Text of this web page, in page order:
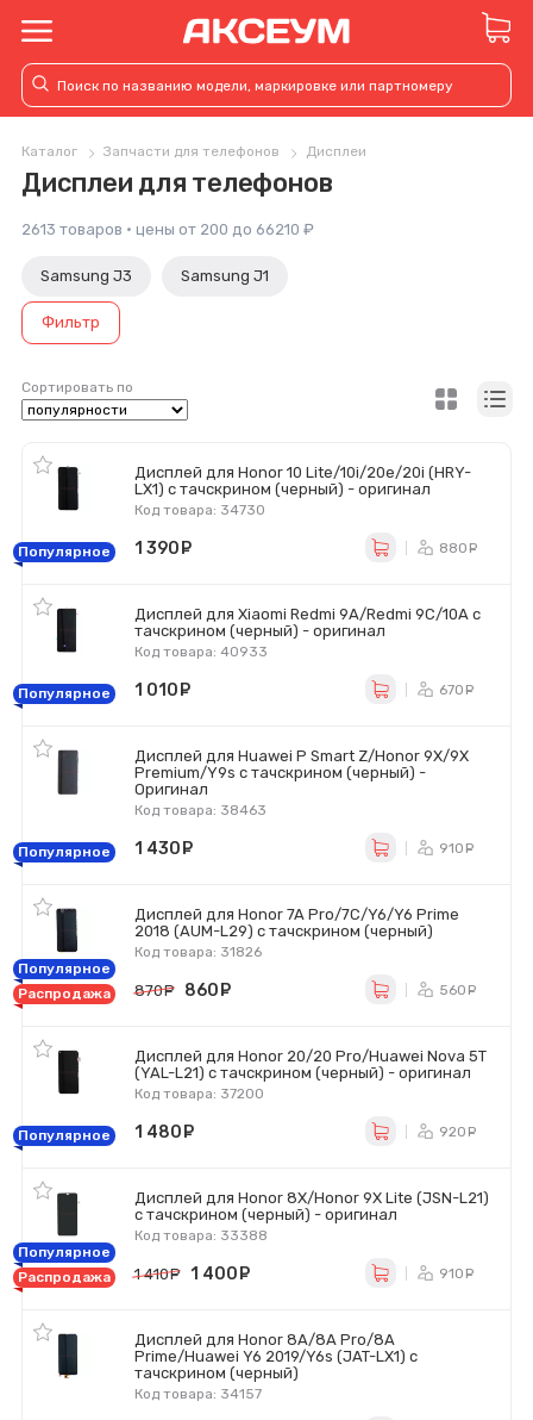
Каталог Запчасти для телефонов Дисплеи
Дисплеи для телефонов
2613 товаров · цены от 200 до 66210 ₽
Samsung J3 Samsung J1
Фильтр
Сортировать по
Дисплей для Honor 10 Lite/10i/20e/20i (HRY-
LX1) с тачскрином (черный) - оригинал
Код товара: 34730
Популярное 1 390 880
Дисплей для Xiaomi Redmi 9A/Redmi 9C/10A с
тачскрином (черный) - оригинал
Код товара: 40933
Популярное 1 010 670
Дисплей для Huawei P Smart Z/Honor 9X/9X
Premium/Y9s с тачскрином (черный) -
Оригинал
Код товара: 38463
Популярное 1 430 910
Дисплей для Honor 7A Pro/7C/Y6/Y6 Prime
2018 (AUM-L29) с тачскрином (черный)
Код товара: 31826
Популярное
Распродажа
870 руб.
860 560
Дисплей для Honor 20/20 Pro/Huawei Nova 5T
(YAL-L21) с тачскрином (черный) - оригинал
Код товара: 37200
Популярное 1 480 920
Дисплей для Honor 8X/Honor 9X Lite (JSN-L21)
с тачскрином (черный) - оригинал
Код товара: 33388
Популярное
Распродажа
1 410 руб.
1 400 910
Дисплей для Honor 8A/8A Pro/8A
Prime/Huawei Y6 2019/Y6s (JAT-LX1) с
тачскрином (черный)
Код товара: 34157